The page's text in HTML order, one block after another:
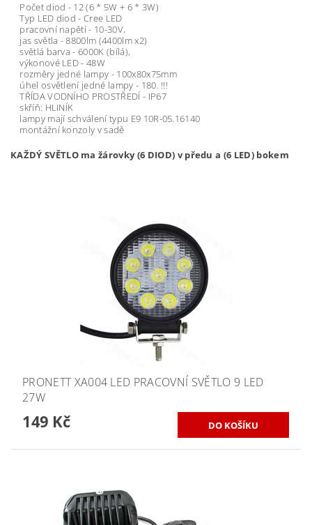
Počet diod - 12 (6 * 5W + 6 * 3W)
Typ LED diod - Cree LED
pracovní napětí - 10-30V,
jas světla - 8800lm (4400lm x2)
světlá barva - 6000K (bílá),
výkonové LED - 48W
rozměry jedné lampy - 100x80x75mm
úhel osvětlení jedné lampy - 180. !!!
TŘÍDA VODNÍHO PROSTŘEDÍ - IP67
skříň: HLINÍK
lampy mají schválení typu E9 10R-05.16140
montážní konzoly v sadě
KAŽDÝ SVĚTLO ma žárovky (6 DIOD) v předu a (6 LED) bokem
PRONETT XA004 LED PRACOVNÍ SVĚTLO 9 LED
27W
149 Kč